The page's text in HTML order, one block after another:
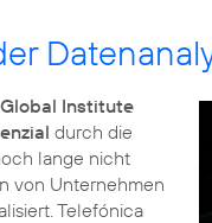
Institute
durch die
lange nicht
von Unternehmen
Telefónica